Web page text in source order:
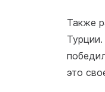
Также
это